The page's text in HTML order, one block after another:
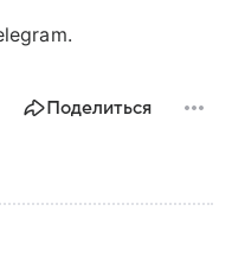
Поделиться